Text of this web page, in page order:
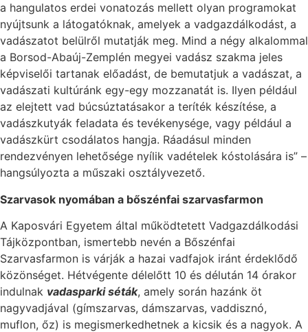
a hangulatos erdei vonatozás mellett olyan programokat
nyújtsunk a látogatóknak, amelyek a vadgazdálkodást, a
vadászatot belülről mutatják meg. Mind a négy alkalommal
a Borsod-Abaúj-Zemplén megyei vadász szakma jeles
képviselői tartanak előadást, de bemutatjuk a vadászat, a
vadászati kultúránk egy-egy mozzanatát is. Ilyen például
az elejtett vad búcsúztatásakor a teríték készítése, a
vadászkutyák feladata és tevékenysége, vagy például a
vadászkürt csodálatos hangja. Ráadásul minden
rendezvényen lehetősége nyílik vadételek kóstolására is” –
hangsúlyozta a műszaki osztályvezető.
Szarvasok nyomában a bőszénfai szarvasfarmon
A Kaposvári Egyetem által működtetett Vadgazdálkodási
Tájközpontban, ismertebb nevén a Bőszénfai
Szarvasfarmon is várják a hazai vadfajok iránt érdeklődő
közönséget. Hétvégente délelőtt 10 és délután 14 órakor
indulnak vadasparki séták, amely során hazánk öt
nagyvadjával (gímszarvas, dámszarvas, vaddisznó,
muflon, őz) is megismerkedhetnek a kicsik és a nagyok. A